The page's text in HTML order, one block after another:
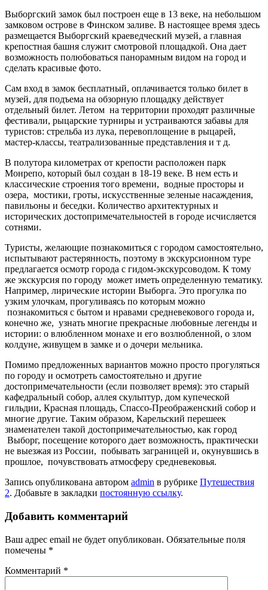
Выборгский замок был построен еще в 13 веке, на небольшом
замковом острове в Финском заливе. В настоящее время здесь
размещается Выборгский краеведческий музей, а главная
крепостная башня служит смотровой площадкой. Она дает
возможность полюбоваться панорамным видом на город и
сделать красивые фото.
Сам вход в замок бесплатный, оплачивается только билет в
музей, для подъема на обзорную площадку действует
отдельный билет. Летом на территории проходят различные
фестивали, рыцарские турниры и устраиваются забавы для
туристов: стрельба из лука, перевоплощение в рыцарей,
мастер-классы, театрализованные представления и т д.
В полутора километрах от крепости расположен парк
Монрепо, который был создан в 18-19 веке. В нем есть и
классические строения того времени, водные просторы и
озера, мостики, гроты, искусственные зеленые насаждения,
павильоны и беседки. Количество архитектурных и
исторических достопримечательностей в городе исчисляется
сотнями.
Туристы, желающие познакомиться с городом самостоятельно,
испытывают растерянность, поэтому в экскурсионном туре
предлагается осмотр города с гидом-экскурсоводом. К тому
же экскурсия по городу может иметь определенную тематику.
Например, лирические истории Выборга. Это прогулка по
узким улочкам, прогуливаясь по которым можно
познакомиться с бытом и нравами средневекового города и,
конечно же, узнать многие прекрасные любовные легенды и
истории: о влюбленном монахе и его возлюбленной, о злом
колдуне, живущем в замке и о дочери мельника.
Помимо предложенных вариантов можно просто прогуляться
по городу и осмотреть самостоятельно и другие
достопримечательности (если позволяет время): это старый
кафедральный собор, аллея скульптур, дом купеческой
гильдии, Красная площадь, Спассо-Преображенский собор и
многие другие. Таким образом, Карельский перешеек
знаменателен такой достопримечательностью, как город
Выборг, посещение которого дает возможность, практически
не выезжая из России, побывать заграницей и, окунувшись в
прошлое, почувствовать атмосферу средневековья.
Запись опубликована автором admin в рубрике Путешествия
2. Добавьте в закладки постоянную ссылку.
Добавить комментарий
Ваш адрес email не будет опубликован. Обязательные поля
помечены *
Комментарий *